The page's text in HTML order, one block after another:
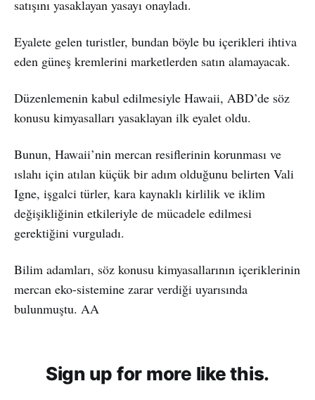
satışını yasaklayan yasayı onayladı.
Eyalete gelen turistler, bundan böyle bu içerikleri ihtiva
eden güneş kremlerini marketlerden satın alamayacak.
Düzenlemenin kabul edilmesiyle Hawaii, ABD’de söz
konusu kimyasalları yasaklayan ilk eyalet oldu.
Bunun, Hawaii’nin mercan resiflerinin korunması ve
ıslahı için atılan küçük bir adım olduğunu belirten Vali
Igne, işgalci türler, kara kaynaklı kirlilik ve iklim
değişikliğinin etkileriyle de mücadele edilmesi
gerektiğini vurguladı.
Bilim adamları, söz konusu kimyasallarının içeriklerinin
mercan eko-sistemine zarar verdiği uyarısında
bulunmuştu. AA
Sign up for more like this.